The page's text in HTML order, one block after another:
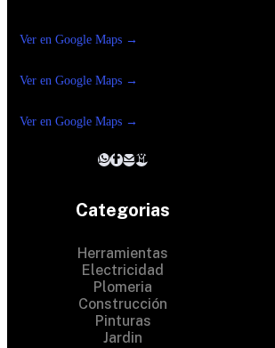
Ver en Google Maps →
Ver en Google Maps →
Ver en Google Maps →
Categorias
Herramientas
Electricidad
Plomeria
Construcción
Pinturas
Jardin